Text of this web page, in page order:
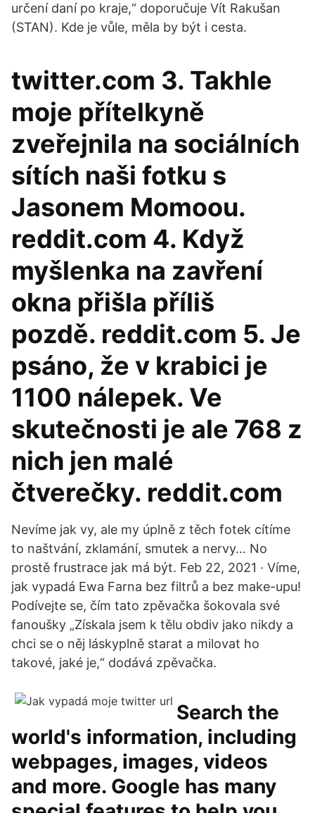
určení daní po kraje,“ doporučuje Vít Rakušan
(STAN). Kde je vůle, měla by být i cesta.
twitter.com 3. Takhle
moje přítelkyně
zveřejnila na sociálních
sítích naši fotku s
Jasonem Momoou.
reddit.com 4. Když
myšlenka na zavření
okna přišla příliš
pozdě. reddit.com 5. Je
psáno, že v krabici je
1100 nálepek. Ve
skutečnosti je ale 768 z
nich jen malé
čtverečky. reddit.com
Nevíme jak vy, ale my úplně z těch fotek cítíme
to naštvání, zklamání, smutek a nervy… No
prostě frustrace jak má být. Feb 22, 2021 · Víme,
jak vypadá Ewa Farna bez filtrů a bez make-upu!
Podívejte se, čím tato zpěvačka šokovala své
fanoušky „Získala jsem k tělu obdiv jako nikdy a
chci se o něj láskyplně starat a milovat ho
takové, jaké je,“ dodává zpěvačka.
Search the
world's information, including
webpages, images, videos
and more. Google has many